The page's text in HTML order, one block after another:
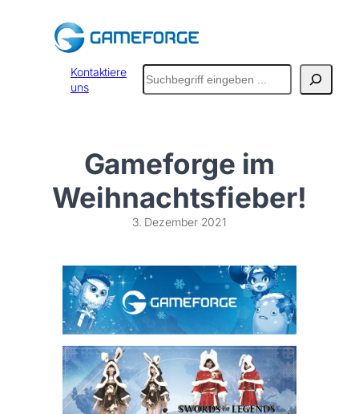
Kontaktiere
uns
Suchen
Gameforge im
Weihnachtsfieber!
3. Dezember 2021